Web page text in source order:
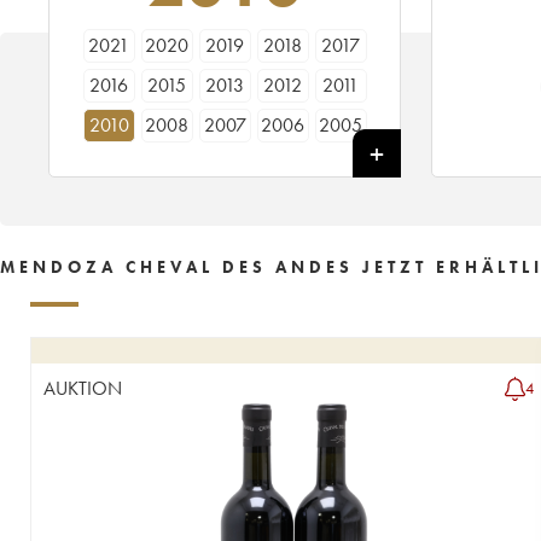
2021 2020 2019 2018
2017
2016
2015 2013 2012
2011
2010
2008 2007 2006
2005
MENDOZA CHEVAL DES ANDES JETZT
AUKTION 4